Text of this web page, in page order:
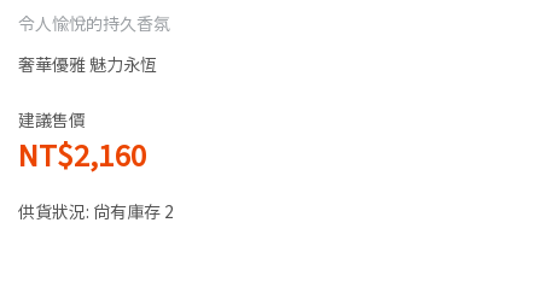
令人愉悅的持久香氛
奢華優雅 魅力永恆
建議售價
NT$2,160
供貨狀況: 尚有庫存 2